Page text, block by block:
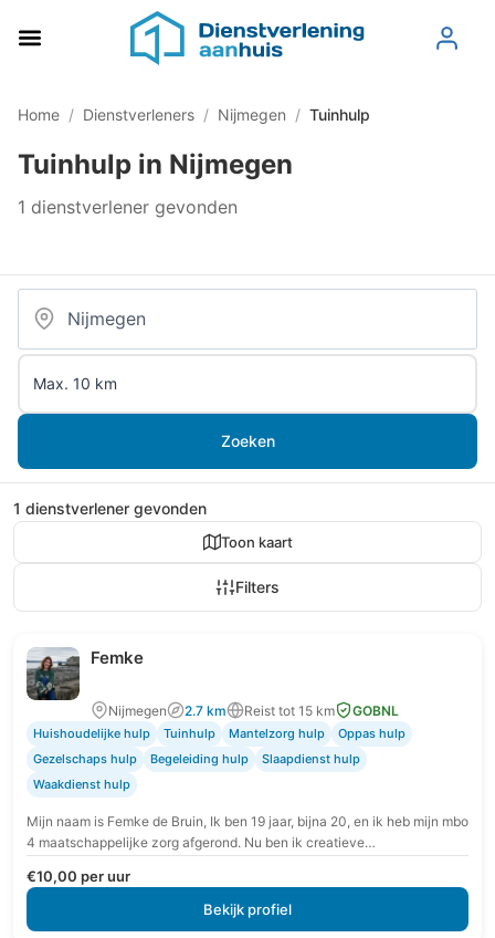
Home / Dienstverleners / Nijmegen / Tuinhulp
Tuinhulp in Nijmegen
1 dienstverlener gevonden
Zoeken
1 dienstverlener gevonden
Toon kaart
Filters
Femke
Nijmegen 2.7 km Reist tot 15 km GOBNL
Huishoudelijke hulp Tuinhulp Mantelzorg hulp
Oppas hulp
Gezelschaps hulp
Begeleiding hulp
Slaapdienst hulp
Waakdienst hulp
Mijn naam is Femke de Bruin, Ik ben 19 jaar, bijna 20, en ik heb mijn mbo
4 maatschappelijke zorg afgerond. Nu ben ik creatieve…
€10,00 per uur
Bekijk profiel